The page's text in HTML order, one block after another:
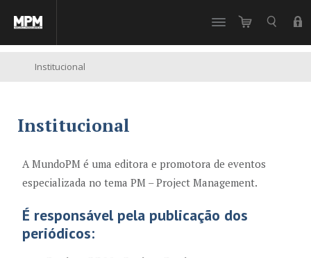
Institucional
Institucional
A MundoPM é uma editora e promotora de eventos
especializada no tema PM – Project Management.
É responsável pela publicação dos
periódicos: